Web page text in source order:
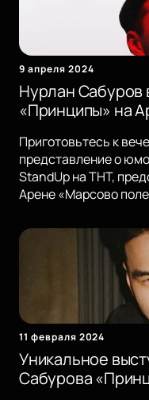
9 апреля 2024
Нурлан Сабуров
«Принципы» на
Приготовьтесь к
представление о
StandUp на ТНТ,
Арене «Марсово
11 февраля 2024
Уникальное
Сабурова